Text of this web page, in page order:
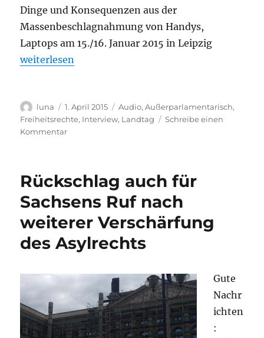
Dinge und Konsequenzen aus der
Massenbeschlagnahmung von Handys,
Laptops am 15./16. Januar 2015 in Leipzig
„ Beschlagnahmung von Handys & anderen
weiterlesen
Autor
luna
Veröffentlicht
am
1. April 2015 Kategorien
Audio,Außerparlamentarisch,
Freiheitsrechte, Interview, Landtag
Schreibe einen
Kommentarzu
Handys
anderen
elektronischen
Kommunikationsmitteln
Rückschlag auch für
Sachsens Ruf nach
weiterer Verschärfung
des Asylrechts
Gute
Nachr
ichten
: